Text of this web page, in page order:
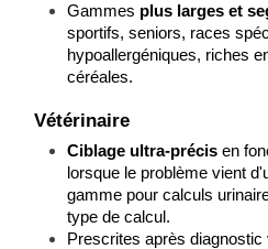
Gammes plus larges et
sportifs, seniors, races
hypoallergéniques, riches
céréales.
Vétérinaire
Ciblage ultra-précis en
lorsque le problème vient
gamme pour calculs
type de calcul.
Prescrites après diagnostic